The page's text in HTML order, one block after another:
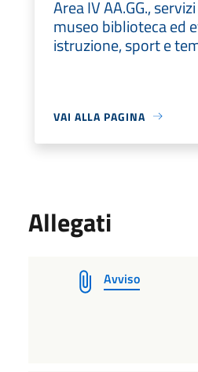
Area IV AA.GG.,
museo biblioteca ed
istruzione, sport e
VAI ALLA PAGINA
Allegati
Avviso